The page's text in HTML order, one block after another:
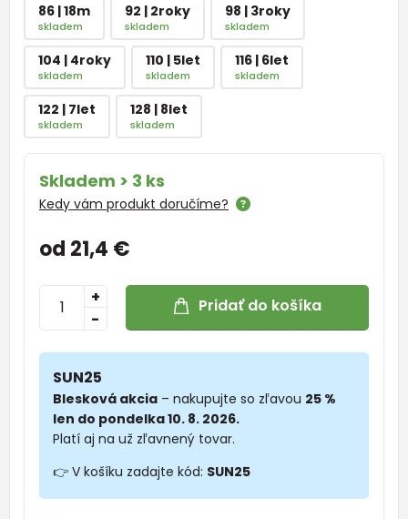
86 | 18m
skladem
92 | 2roky
skladem
98 | 3roky
skladem
104 | 4roky
skladem
110 | 5let
skladem
116 | 6let
skladem
122 | 7let
skladem
128 | 8let
skladem
Skladem > 3 ks
Kedy vám produkt doručíme?
od 21,4 €
-
+ Pridať do košíka
SUN25
Blesková akcia – nakupujte so zľavou 25 %
len do pondelka 10. 8. 2026.
Platí aj na už zľavnený tovar.
👉 V košíku zadajte kód: SUN25